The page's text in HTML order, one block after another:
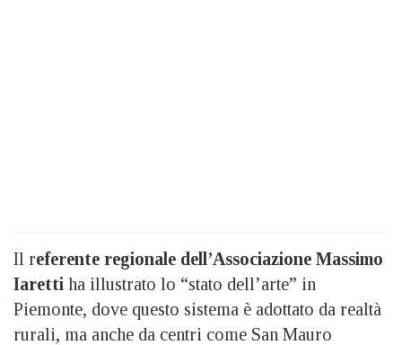
Il referente regionale dell’Associazione Massimo
Iaretti ha illustrato lo “stato dell’arte” in
Piemonte, dove questo sistema è adottato da realtà
rurali, ma anche da centri come San Mauro